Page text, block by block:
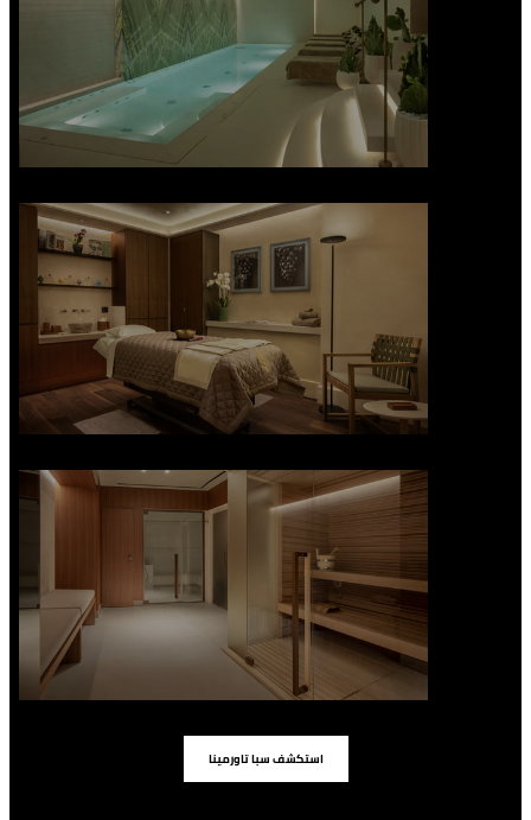
استكشف سبا تاورمينا